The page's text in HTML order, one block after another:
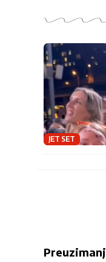
JET SET